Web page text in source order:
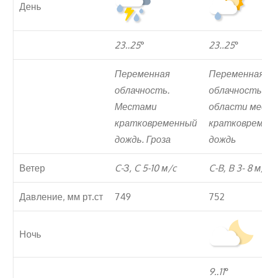
День
23..25° 23..25°
Переменная
облачность.
Местами
кратковременный
дождь. Гроза
области
дождь
Ветер C-З, C 5-10м/c C-B, B 3- 8
Давление, мм рт.ст 749 752
Ночь
9..11°